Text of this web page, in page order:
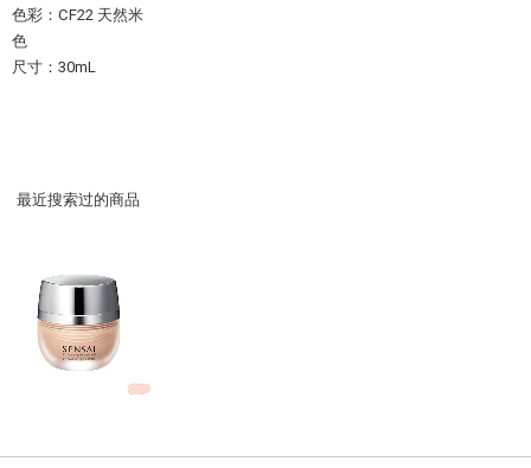
色彩：CF22 天然米
色
尺寸：30mL
最近搜索过的商品